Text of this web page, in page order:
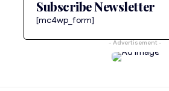
Subscribe Newsletter
[mc4wp_form]
- Advertisement -